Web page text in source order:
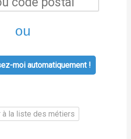
ou
moi automatiquement !
à la liste des métiers